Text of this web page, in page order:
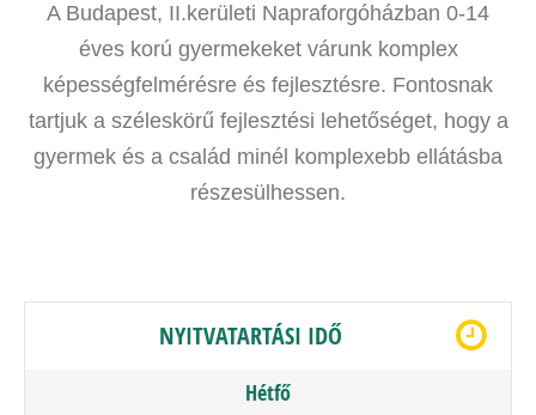
A Budapest, II.kerületi Napraforgóházban 0-14
éves korú gyermekeket várunk komplex
képességfelmérésre és fejlesztésre. Fontosnak
tartjuk a széleskörű fejlesztési lehetőséget, hogy a
gyermek és a család minél komplexebb ellátásba
részesülhessen.
NYITVATARTÁSI IDŐ
Hétfő